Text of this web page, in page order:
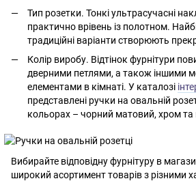
Тип розетки. Тонкі ультрасучасні
практично врівень із полотном.
традиційні варіанти створюють
Колір виробу. Відтінок фурнітури
дверними петлями, а також іншими
елементами в кімнаті. У каталозі
представлені ручки на овальній
кольорах – чорний матовий, хром
Вибирайте відповідну фурнітуру в
широкий асортимент товарів з різними